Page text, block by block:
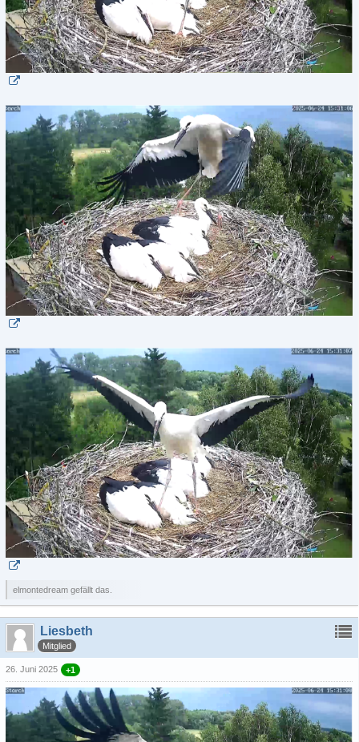
elmontedream gefällt das.
Liesbeth
Mitglied
26. Juni 2025 +1